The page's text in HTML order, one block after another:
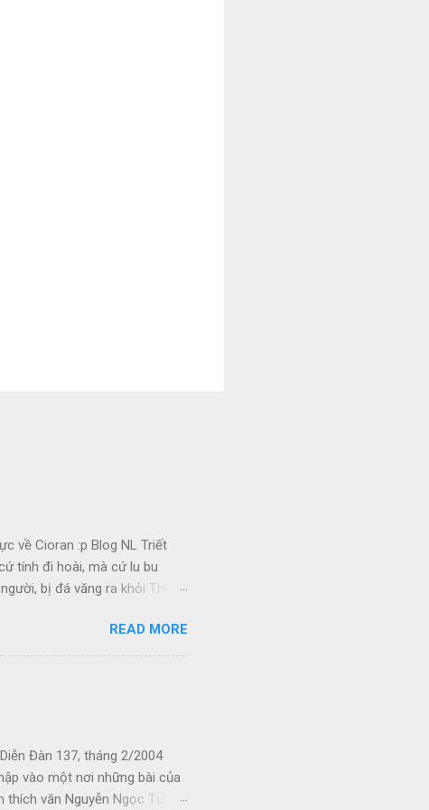
về Cioran :p Blog NL Triết
tính đi hoài, mà cứ lu bu
bị đá văng ra khỏi Thiên
Gấu khi đó. Kiếp Khác Cõi
nỗi nhớ bám riết vào da thịt
phố cùng với tiếng hỏa t...
READ MORE
Đàn 137, tháng 2/2004
vào một nơi những bài của
văn Nguyễn Ngọc Tư